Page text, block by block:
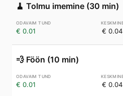
🧹 Tolmu imemine (30 min)
€ 0.01 € 0.04
💨 Föön (10 min)
€ 0.01 € 0.04